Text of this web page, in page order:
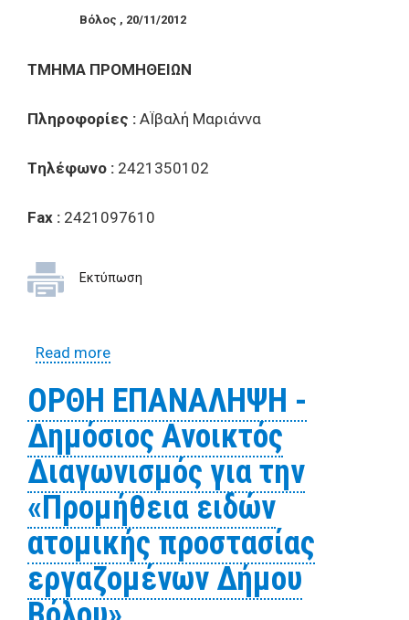
Bόλος , 20/11/2012
TMHMA ΠPOMHΘEIΩN
Πληροφορίες : ΑΪβαλή Μαριάννα
Tηλέφωνο : 2421350102
Fax : 2421097610
Εκτύπωση
Read moreabout Έρευνα αγοράς για την προμήθεια
ΟΡΘΗ ΕΠΑΝΑΛΗΨΗ -
Δημόσιος Ανοικτός
Διαγωνισμός για την
«Προμήθεια ειδών
ατομικής προστασίας
εργαζομένων Δήμου